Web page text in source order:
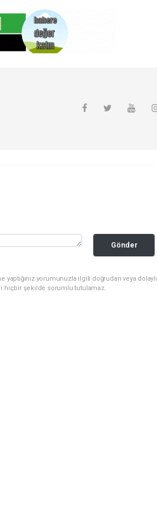
Gönder
yorumunuzla ilgili doğrudan veya dolaylı
hiçbir şekilde sorumlu tutulamaz.